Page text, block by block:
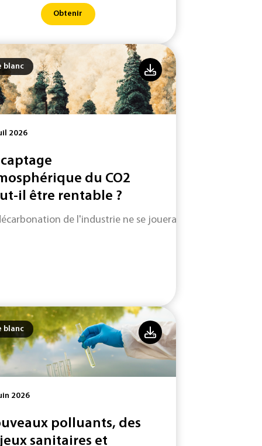
Obtenir
blanc
2026
captage
du CO2
il être rentable ?
de l'industrie ne se jouera pas uniquement
blanc
2026
polluants, des
sanitaires et